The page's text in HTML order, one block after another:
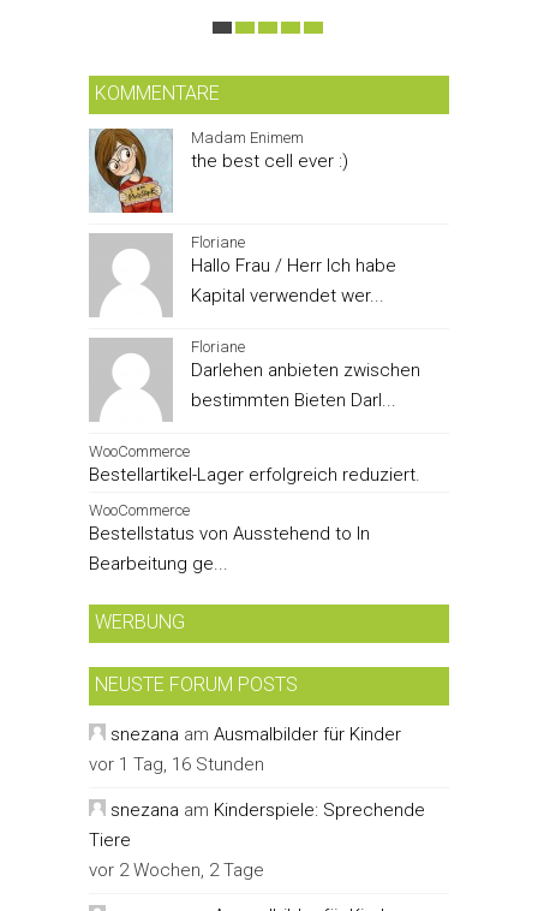
KOMMENTARE
Madam Enimem
the best cell ever :)
Floriane
Hallo Frau / Herr Ich habe
Kapital verwendet wer...
Floriane
Darlehen anbieten zwischen
bestimmten Bieten Darl...
WooCommerce
Bestellartikel-Lager erfolgreich reduziert.
WooCommerce
Bestellstatus von Ausstehend to In
Bearbeitung ge...
WERBUNG
NEUSTE FORUM POSTS
snezana am Ausmalbilder für Kinder
vor 1 Tag, 16 Stunden
snezana am Kinderspiele: Sprechende
Tiere
vor 2 Wochen, 2 Tage